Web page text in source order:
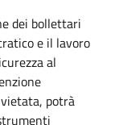
dei bollettari
e il lavoro
al
potrà